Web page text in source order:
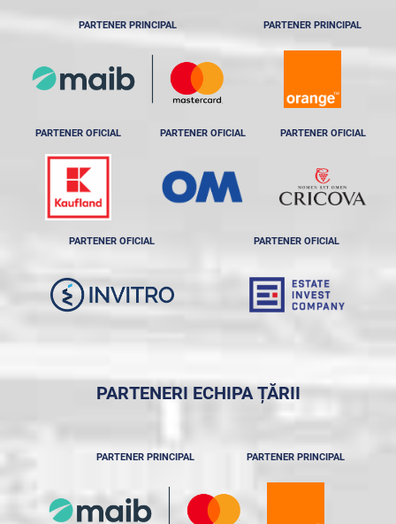
PARTENER PRINCIPAL PARTENER PRINCIPAL
PARTENER OFICIAL PARTENER OFICIAL PARTENER OFICIAL
PARTENER OFICIAL PARTENER OFICIAL
PARTENERI ECHIPA ȚĂRII
PARTENER PRINCIPAL PARTENER PRINCIPAL